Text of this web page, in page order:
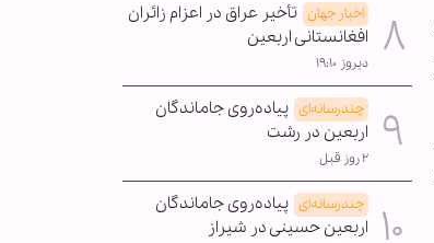
اخبار جهان تأخیر عراق در اعزام زائران
افغانستانی اربعین
دیروز ۱۹:۱۰
چندرسانه‌ای پیاده‌روی جاماندگان
اربعین در رشت
۲ روز قبل
چندرسانه‌ای پیاده‌روی جاماندگان
اربعین حسینی در شیراز